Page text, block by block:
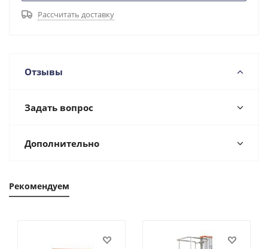
Рассчитать доставку
Отзывы
Задать вопрос
Дополнительно
Рекомендуем